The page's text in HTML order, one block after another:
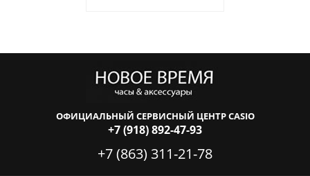
ОФИЦИАЛЬНЫЙ СЕРВИСНЫЙ ЦЕНТР CASIO
+7 (918) 892-47-93
+7 (863) 311-21-78